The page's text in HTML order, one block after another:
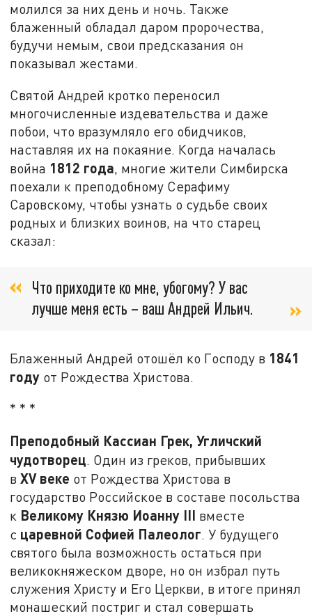
молился за них день и ночь. Также
блаженный обладал даром пророчества,
будучи немым, свои предсказания он
показывал жестами.
Святой Андрей кротко переносил
многочисленные издевательства и даже
побои, что вразумляло его обидчиков,
наставляя их на покаяние. Когда началась
война 1812 года, многие жители Симбирска
поехали к преподобному Серафиму
Саровскому, чтобы узнать о судьбе своих
родных и близких воинов, на что старец
сказал:
Что приходите ко мне, убогому? У вас
лучше меня есть – ваш Андрей Ильич.
Блаженный Андрей отошёл ко Господу в 1841
году от Рождества Христова.
* * *
Преподобный Кассиан Грек, Угличский
чудотворец. Один из греков, прибывших
вXVвеке от Рождества Христова в
государство Российское в составе посольства
к Великому Князю Иоанну III вместе
с царевной Софией Палеолог. У будущего
святого была возможность остаться при
великокняжеском дворе, но он избрал путь
служения Христу и Его Церкви, в итоге принял
монашеский постриг и стал совершать